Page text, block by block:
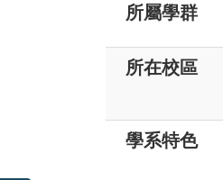
所屬學群
所在校區
學系特色